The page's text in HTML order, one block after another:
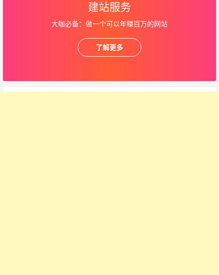
建站服务
大咖必备：做一个可以年赚百万的网站
了解更多